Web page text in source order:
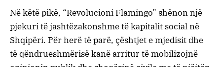
​Në këtë pikë, “Revolucioni Flamingo” shënon një
pjekuri të jashtëzakonshme të kapitalit social në
Shqipëri. Për herë të parë, çështjet e mjedisit dhe
të qëndrueshmërisë kanë arritur të mobilizojnë